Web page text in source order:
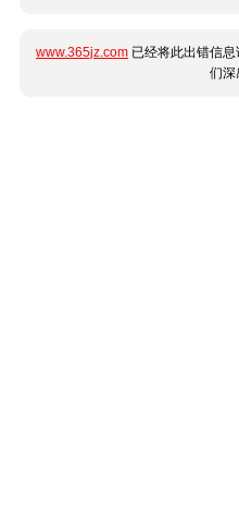
www.365jz.com 已经将此出错信
们深